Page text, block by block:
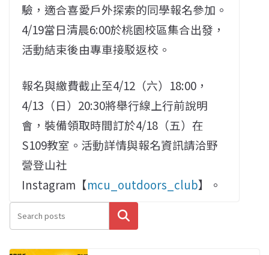
驗，適合喜愛戶外探索的同學報名參加。
4/19當日清晨6:00於桃園校區集合出發，
活動結束後由專車接駁返校。
報名與繳費截止至4/12（六）18:00，
4/13（日）20:30將舉行線上行前說明
會，裝備領取時間訂於4/18（五）在
S109教室。活動詳情與報名資訊請洽野
營登山社
Instagram【mcu_outdoors_club】。
搜尋